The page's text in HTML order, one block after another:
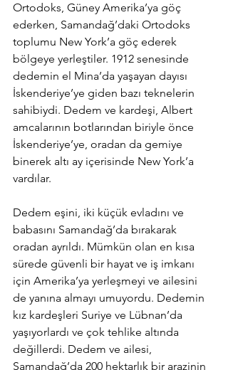
Ortodoks, Güney Amerika’ya göç
ederken, Samandağ’daki Ortodoks
toplumu New York’a göç ederek
bölgeye yerleştiler. 1912 senesinde
dedemin el Mina’da yaşayan dayısı
İskenderiye’ye giden bazı teknelerin
sahibiydi. Dedem ve kardeşi, Albert
amcalarının botlarından biriyle önce
İskenderiye’ye, oradan da gemiye
binerek altı ay içerisinde New York’a
vardılar.
Dedem eşini, iki küçük evladını ve
babasını Samandağ’da bırakarak
oradan ayrıldı. Mümkün olan en kısa
sürede güvenli bir hayat ve iş imkanı
için Amerika’ya yerleşmeyi ve ailesini
de yanına almayı umuyordu. Dedemin
kız kardeşleri Suriye ve Lübnan’da
yaşıyorlardı ve çok tehlike altında
değillerdi. Dedem ve ailesi,
Samandağ’da 200 hektarlık bir arazinin